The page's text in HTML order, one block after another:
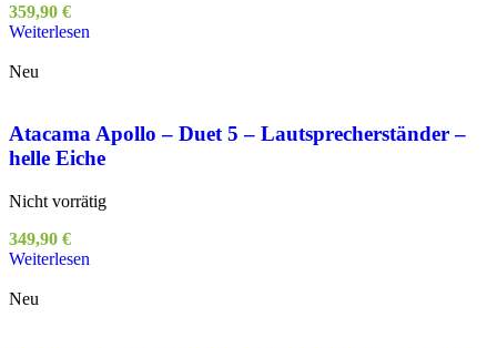
359,90 €
Weiterlesen
Neu
Atacama Apollo – Duet 5 – Lautsprecherständer –
helle Eiche
Nicht vorrätig
349,90 €
Weiterlesen
Neu